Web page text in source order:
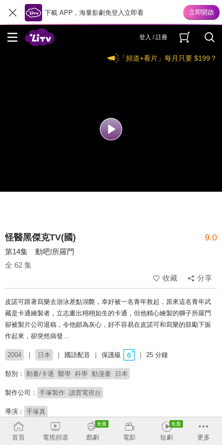
下載 APP，海量影劇免登入立即看
登入 / 註冊
「頻道+看片」每月只要 $199？
怪醫黑傑克TV(國) 9.0
第14集 動吧!所羅門
全 62 集
收藏
分享
皮諾可跟著寫樂去游泳差點溺斃，幸好被一名青年救起，原來這名青年武
藏是卡通繪製者，立志畫出栩栩如生的卡通，但他精心繪製的獅子所羅門
卻被製片公司退稿，令他頗為灰心，好不容易在皮諾可和寫樂的鼓勵下振
作起來，卻突然病發…
2004 日本 國語配音 保護級 25 分鐘
類別： 動畫/卡通 醫學 科學 動漫畫 日本
製作公司： 手塚製作 讀賣電視台
導演： 手塚真
配音：
楊凱凱
首頁
電視頻道 戲劇 電影 短劇 更多